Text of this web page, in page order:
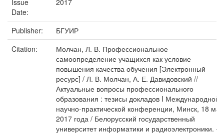
Issue
Date:
2017
Publisher:
БГУИР
Citation:
Молчан, Л. В. Профессиональное
самоопределение учащихся как условие
повышения качества обучения [Электронный
ресурс] / Л. В. Молчан, А. Е. Давидовский //
Актуальные вопросы профессионального
образования : тезисы докладов I Международной
научно-практической конференции, Минск, 18 мая
2017 года / Белорусский государственный
университет информатики и радиоэлектроники. –